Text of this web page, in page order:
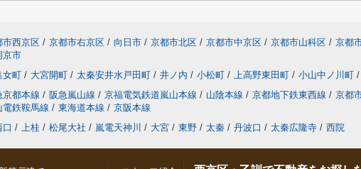
市西京区 / 京都市右京区 / 向日市 / 京都市北区 / 京都市中京区 / 京都市山科区 / 京都
京市
女町 / 大宮開町 / 太秦安井水戸田町 / 井ノ内 / 小松町 / 上高野東田町 / 小山中ノ川町 /
京都本線 / 阪急嵐山線 / 京福電気鉄道嵐山本線 / 山陰本線 / 京都地下鉄東西線 / 京都
電鉄鞍馬線 / 東海道本線 / 京阪本線
口 / 上桂 / 松尾大社 / 嵐電天神川 / 大宮 / 東野 / 太秦 / 丹波口 / 太秦広隆寺 / 西院